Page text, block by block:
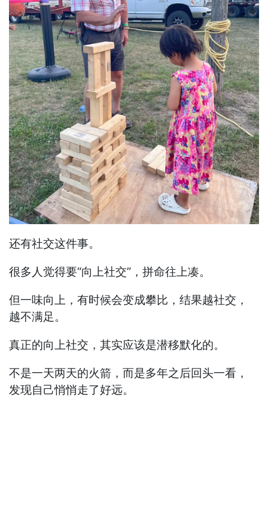
还有社交这件事。
很多人觉得要“向上社交”，拼命往上凑。
但一味向上，有时候会变成攀比，结果越社交，
越不满足。
真正的向上社交，其实应该是潜移默化的。
不是一天两天的火箭，而是多年之后回头一看，
发现自己悄悄走了好远。